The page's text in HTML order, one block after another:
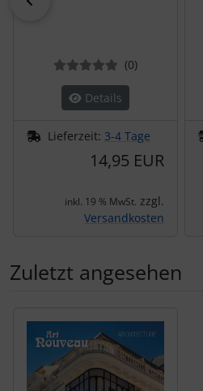
(0Bewertungen
)
Details
Lieferzeit: 3-4 Tage
14,95 EUR
inkl. 19 % MwSt. zzgl.
Versandkosten
Zuletzt angesehen